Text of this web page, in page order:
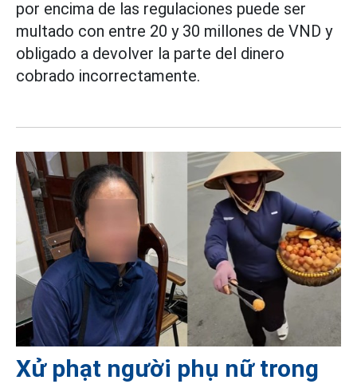
por encima de las regulaciones puede ser
multado con entre 20 y 30 millones de VND y
obligado a devolver la parte del dinero
cobrado incorrectamente.
Xử phạt người phụ nữ trong